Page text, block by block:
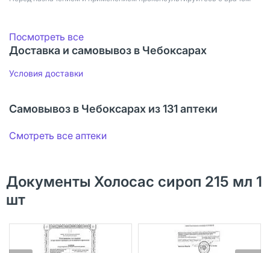
Посмотреть все
Доставка и самовывоз в Чебоксарах
Условия доставки
Самовывоз в Чебоксарах из 131 аптеки
Смотреть все аптеки
Документы Холосас сироп 215 мл 1
шт